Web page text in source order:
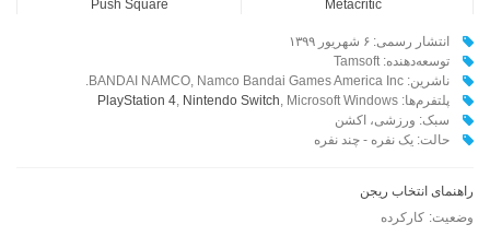
Metacritic
Push Square
انتشار رسمی: ۶ شهریور ۱۳۹۹
توسعه‌دهنده: Tamsoft
ناشرین: BANDAI NAMCO, Namco Bandai Games America Inc.
پلتفرم‌ها:
PlayStation 4, Nintendo Switch , Microsoft Windows
سبک: ورزشی، اکشن
حالت: یک نفره - چند نفره
راهنمای انتخاب ریجن
وضعیت: کارکرده